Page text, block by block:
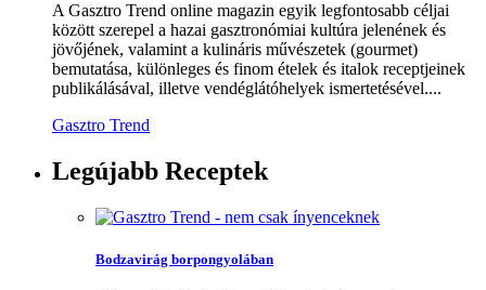
A Gasztro Trend online magazin egyik legfontosabb céljai
között szerepel a hazai gasztronómiai kultúra jelenének és
jövőjének, valamint a kulináris művészetek (gourmet)
bemutatása, különleges és finom ételek és italok receptjeinek
publikálásával, illetve vendéglátóhelyek ismertetésével....
Gasztro Trend
Legújabb Receptek
Bodzavirág borpongyolában